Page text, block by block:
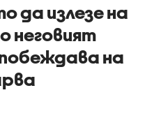
да излезе на
неговият
на